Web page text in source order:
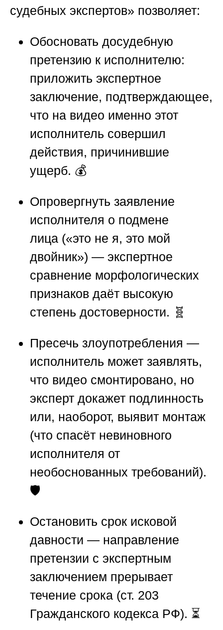
судебных экспертов» позволяет:
Обосновать досудебную
претензию к исполнителю:
приложить экспертное
заключение, подтверждающее,
что на видео именно этот
исполнитель совершил
действия, причинившие
ущерб. 💰
Опровергнуть заявление
исполнителя о подмене
лица («это не я, это мой
двойник») — экспертное
сравнение морфологических
признаков даёт высокую
степень достоверности. 🧬
Пресечь злоупотребления —
исполнитель может заявлять,
что видео смонтировано, но
эксперт докажет подлинность
или, наоборот, выявит монтаж
(что спасёт невиновного
исполнителя от
необоснованных требований).
🛡️
Остановить срок исковой
давности — направление
претензии с экспертным
заключением прерывает
течение срока (ст. 203
Гражданского кодекса РФ). ⏳